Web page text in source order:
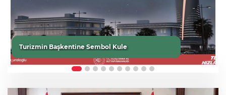
Turizmin Başkentine Sembol Kule